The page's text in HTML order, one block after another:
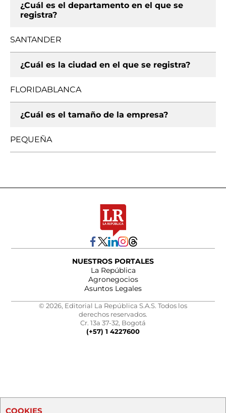
¿Cuál es el departamento en el que se
registra?
SANTANDER
¿Cuál es la ciudad en el que se registra?
FLORIDABLANCA
¿Cuál es el tamaño de la empresa?
PEQUEÑA
NUESTROS PORTALES
La República
Agronegocios
Asuntos Legales
© 2026, Editorial La República S.A.S. Todos los
derechos reservados.
Cr. 13a 37-32, Bogotá
(+57) 1 4227600
COOKIES